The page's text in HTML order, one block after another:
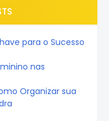
para o Sucesso
nas
Organizar sua